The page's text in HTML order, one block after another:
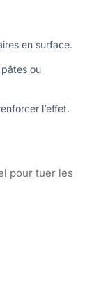
en surface.
pâtes ou
l’effet.
pour tuer les